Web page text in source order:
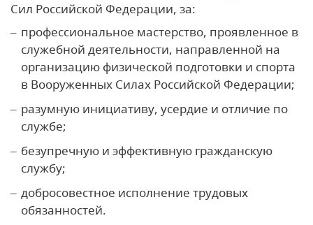
Сил Российской Федерации, за:
профессиональное мастерство, проявленное в
служебной деятельности, направленной на
организацию физической подготовки и спорта
в Вооруженных Силах Российской Федерации;
разумную инициативу, усердие и отличие по
службе;
безупречную и эффективную гражданскую
службу;
добросовестное исполнение трудовых
обязанностей.